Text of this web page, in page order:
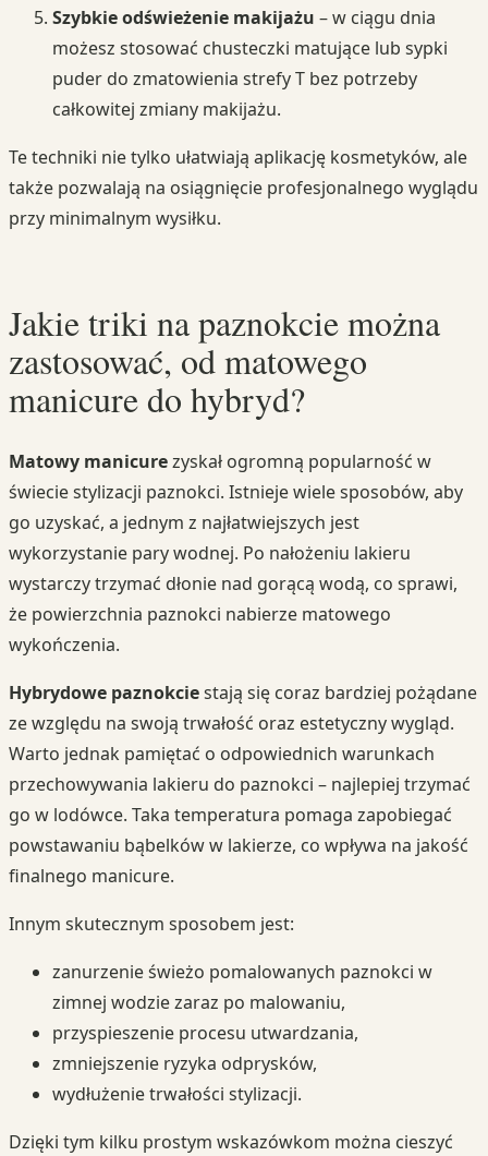
Szybkie odświeżenie makijażu – w ciągu dnia
możesz stosować chusteczki matujące lub sypki
puder do zmatowienia strefy T bez potrzeby
całkowitej zmiany makijażu.
Te techniki nie tylko ułatwiają aplikację kosmetyków, ale
także pozwalają na osiągnięcie profesjonalnego wyglądu
przy minimalnym wysiłku.
Jakie triki na paznokcie można
zastosować, od matowego
manicure do hybryd?
Matowy manicurezyskał ogromną popularność w
świecie stylizacji paznokci. Istnieje wiele sposobów, aby
go uzyskać, a jednym z najłatwiejszych jest
wykorzystanie pary wodnej. Po nałożeniu lakieru
wystarczy trzymać dłonie nad gorącą wodą, co sprawi,
że powierzchnia paznokci nabierze matowego
wykończenia.
Hybrydowe paznokciestają się coraz bardziej pożądane
ze względu na swoją trwałość oraz estetyczny wygląd.
Warto jednak pamiętać o odpowiednich warunkach
przechowywania lakieru do paznokci – najlepiej trzymać
go w lodówce. Taka temperatura pomaga zapobiegać
powstawaniu bąbelków w lakierze, co wpływa na jakość
finalnego manicure.
Innym skutecznym sposobem jest:
zanurzenie świeżo pomalowanych paznokci w
zimnej wodzie zaraz po malowaniu,
przyspieszenie procesu utwardzania,
zmniejszenie ryzyka odprysków,
wydłużenie trwałości stylizacji.
Dzięki tym kilku prostym wskazówkom można cieszyć